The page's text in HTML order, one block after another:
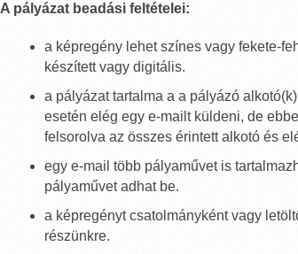
A pályázat beadási feltételei:
a képregény lehet színes vagy fekete-
készített vagy digitális.
a pályázat tartalma a a pályázó
esetén elég egy e-mailt küldeni, de
felsorolva az összes érintett alkotó és
egy e-mail több pályaművet is
pályaművet adhat be.
a képregényt csatolmányként vagy
részünkre.